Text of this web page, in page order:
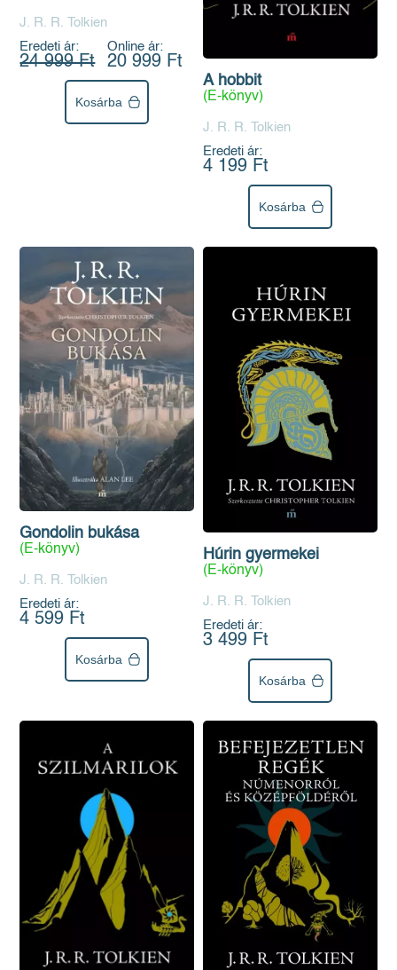
J. R. R. Tolkien
Eredeti ár:
24 999 Ft
Online ár:
20 999 Ft
Kosárba
A hobbit
(E-könyv)
J. R. R. Tolkien
Eredeti ár:
4 199 Ft
Kosárba
Gondolin bukása
(E-könyv)
J. R. R. Tolkien
Eredeti ár:
4 599 Ft
Kosárba
Húrin gyermekei
(E-könyv)
J. R. R. Tolkien
Eredeti ár:
3 499 Ft
Kosárba